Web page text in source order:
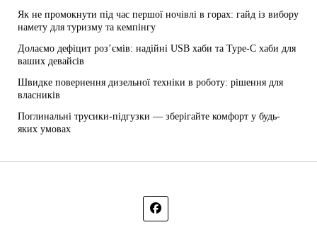
Як не промокнути під час першої ночівлі в горах: гайд із вибору
намету для туризму та кемпінгу
Долаємо дефіцит роз’ємів: надійні USB хаби та Type-C хаби для
ваших девайсів
Швидке повернення дизельної техніки в роботу: рішення для
власників
Поглинальні трусики-підгузки — зберігайте комфорт у будь-
яких умовах